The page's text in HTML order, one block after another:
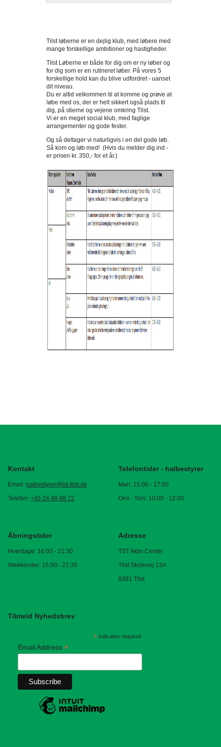
Tilst løberne er en dejlig klub, med løbere med
mange forskellige ambitioner og hastigheder.
Tilst Løberne er både for dig om er ny løber og
for dig som er en rutineret løber. På vores 5
forskellige hold kan du blive udfordret - uanset
dit niveau.
Du er altid velkommen til at komme og prøve at
løbe med os, der er helt sikkert også plads til
dig, på stierne og vejene omkring Tilst.
Vi er en meget social klub, med faglige
arrangementer og gode fester.
Og så deltager vi naturligvis i en del gode løb.
Så kom og løb med! (Hvis du melder dig ind -
er prisen kr. 350,- for et år.)
Kontakt
Email: halbestyrer@tst-tilst.dk
Telefon: +45 24 49 98 72
Telefontider - halbestyrer
Man: 15:00 - 17:00
Ons - Tors: 10:00 - 12:00
Åbningstider
Hverdage: 16:00 - 21:30
Weekender: 15:00 - 21:30
Adresse
TST Aktiv Center
Tilst Skolevej 13A
8381 Tilst
Tilmeld Nyhedsbrev
*indicates required
Email Address *